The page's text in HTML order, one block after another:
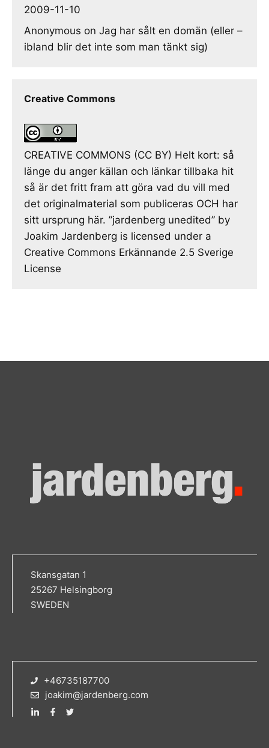
2009-11-10
Anonymous on Jag har sålt en domän (eller –
ibland blir det inte som man tänkt sig)
Creative Commons
CREATIVE COMMONS (CC BY) Helt kort: så
länge du anger källan och länkar tillbaka hit
så är det fritt fram att göra vad du vill med
det originalmaterial som publiceras OCH har
sitt ursprung här. ”jardenberg unedited” by
Joakim Jardenberg is licensed under a
Creative Commons Erkännande 2.5 Sverige
License
Skansgatan 1
25267 Helsingborg
SWEDEN
+46735187700
joakim@jardenberg.com